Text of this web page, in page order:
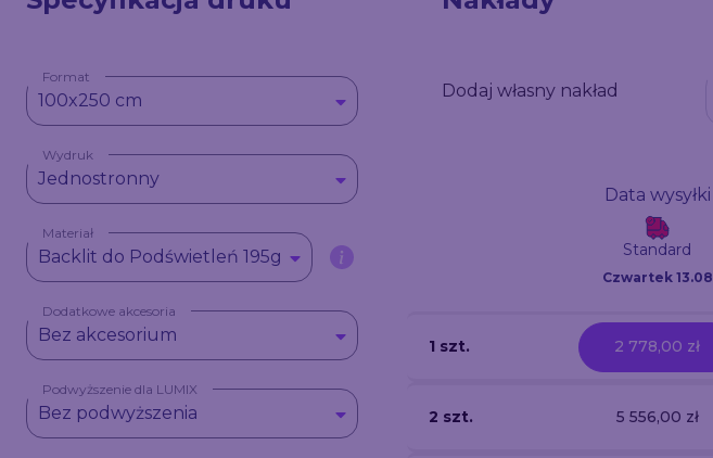
Format
100x250 cm
Wydruk
Jednostronny
Materiał
Backlit do Podświetleń 195g
Dodatkowe akcesoria
Bez akcesorium
Podwyższenie dla LUMIX
Bez podwyższenia
Dodaj własny nakład
Data wysyłki
Standard
Czwartek 13.08
1 szt. 2 778,00 zł
2 szt. 5 556,00 zł